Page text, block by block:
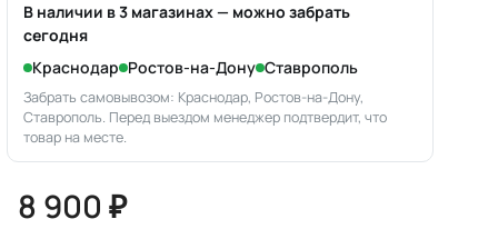
В наличии в 3 магазинах — можно забрать
сегодня
Краснодар Ростов-на-Дону Ставрополь
Забрать самовывозом: Краснодар, Ростов-на-Дону,
Ставрополь. Перед выездом менеджер подтвердит, что
товар на месте.
8 900 ₽